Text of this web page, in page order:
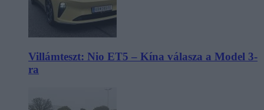
Villámteszt: Nio ET5 – Kína válasza a Model 3-
ra